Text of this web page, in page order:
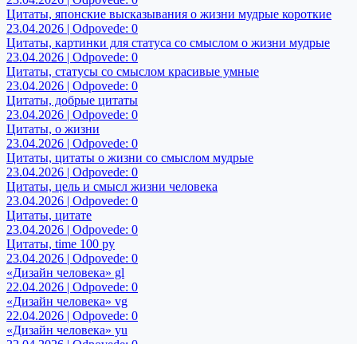
Цитаты, японские высказывания о жизни мудрые короткие
23.04.2026 | Odpovede: 0
Цитаты, картинки для статуса со смыслом о жизни мудрые
23.04.2026 | Odpovede: 0
Цитаты, статусы со смыслом красивые умные
23.04.2026 | Odpovede: 0
Цитаты, добрые цитаты
23.04.2026 | Odpovede: 0
Цитаты, о жизни
23.04.2026 | Odpovede: 0
Цитаты, цитаты о жизни со смыслом мудрые
23.04.2026 | Odpovede: 0
Цитаты, цель и смысл жизни человека
23.04.2026 | Odpovede: 0
Цитаты, цитате
23.04.2026 | Odpovede: 0
Цитаты, time 100 ру
23.04.2026 | Odpovede: 0
«Дизайн человека» gl
22.04.2026 | Odpovede: 0
«Дизайн человека» vg
22.04.2026 | Odpovede: 0
«Дизайн человека» yu